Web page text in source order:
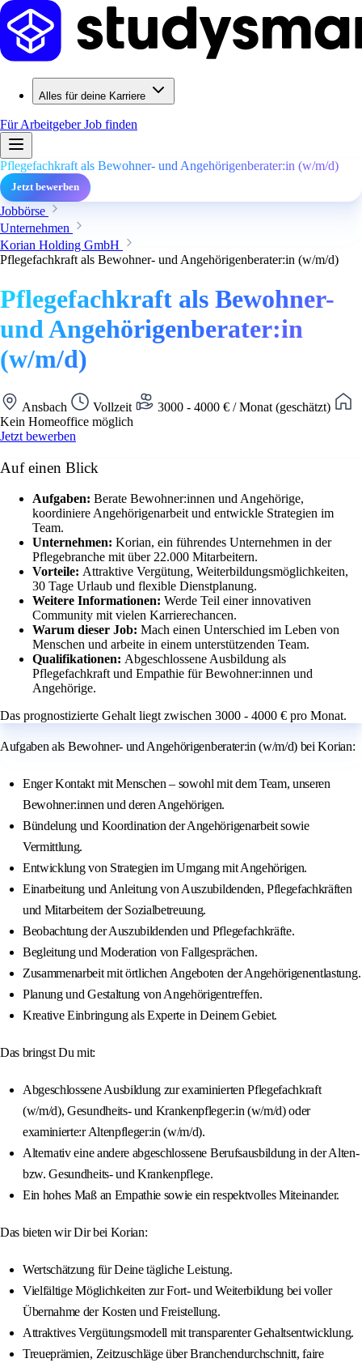
Alles für deine Karriere
Für ArbeitgeberJob finden
Pflegefachkraft als Bewohner- und Angehörigenberater:in (w/m/d)
Jetzt bewerben
Jobbörse
Unternehmen
Korian Holding GmbH
Pflegefachkraft als Bewohner- und Angehörigenberater:in (w/m/d)
Pflegefachkraft als Bewohner-
und Angehörigenberater:in
(w/m/d)
Ansbach Vollzeit
3000 - 4000 € / Monat (geschätzt)
Kein Homeoffice möglich
Jetzt bewerben
Auf einen Blick
Aufgaben: Berate Bewohner:innen und Angehörige,
koordiniere Angehörigenarbeit und entwickle Strategien im
Team.
Unternehmen: Korian, ein führendes Unternehmen in der
Pflegebranche mit über 22.000 Mitarbeitern.
Vorteile: Attraktive Vergütung, Weiterbildungsmöglichkeiten,
30 Tage Urlaub und flexible Dienstplanung.
Weitere Informationen: Werde Teil einer innovativen
Community mit vielen Karrierechancen.
Warum dieser Job: Mach einen Unterschied im Leben von
Menschen und arbeite in einem unterstützenden Team.
Qualifikationen: Abgeschlossene Ausbildung als
Pflegefachkraft und Empathie für Bewohner:innen und
Angehörige.
Das prognostizierte Gehalt liegt zwischen 3000 - 4000 € pro Monat.
Aufgaben als Bewohner- und Angehörigenberater:in (w/m/d) bei Korian:
Enger Kontakt mit Menschen – sowohl mit dem Team, unseren
Bewohner:innen und deren Angehörigen.
Bündelung und Koordination der Angehörigenarbeit sowie
Vermittlung.
Entwicklung von Strategien im Umgang mit Angehörigen.
Einarbeitung und Anleitung von Auszubildenden, Pflegefachkräften
und Mitarbeitern der Sozialbetreuung.
Beobachtung der Auszubildenden und Pflegefachkräfte.
Begleitung und Moderation von Fallgesprächen.
Zusammenarbeit mit örtlichen Angeboten der Angehörigenentlastung.
Planung und Gestaltung von Angehörigentreffen.
Kreative Einbringung als Experte in Deinem Gebiet.
Das bringst Du mit:
Abgeschlossene Ausbildung zur examinierten Pflegefachkraft
(w/m/d), Gesundheits- und Krankenpfleger:in (w/m/d) oder
examinierte:r Altenpfleger:in (w/m/d).
Alternativ eine andere abgeschlossene Berufsausbildung in der Alten-
bzw. Gesundheits- und Krankenpflege.
Ein hohes Maß an Empathie sowie ein respektvolles Miteinander.
Das bieten wir Dir bei Korian:
Wertschätzung für Deine tägliche Leistung.
Vielfältige Möglichkeiten zur Fort- und Weiterbildung bei voller
Übernahme der Kosten und Freistellung.
Attraktives Vergütungsmodell mit transparenter Gehaltsentwicklung.
Treueprämien, Zeitzuschläge über Branchendurchschnitt, faire